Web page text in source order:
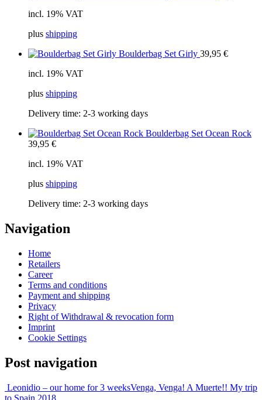
incl. 19% VAT
plus shipping
Boulderbag Set Girly 39,95 €
incl. 19% VAT
plus shipping
Delivery time: 2-3 working days
Boulderbag Set Ocean Rock
39,95 €
incl. 19% VAT
plus shipping
Delivery time: 2-3 working days
Navigation
Home
Retailers
Career
Terms and conditions
Payment and shipping
Privacy
Right of Withdrawal & revocation form
Imprint
Cookie Settings
Post navigation
Leonidio – our home for 3 weeksVenga, Venga! A Muerte!! My trip
to Spain 2018